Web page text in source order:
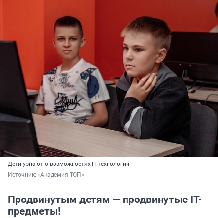
Дети узнают о возможностях IT-технологий
Источник: «Академия ТОП»
Продвинутым детям — продвинутые IT-
предметы!